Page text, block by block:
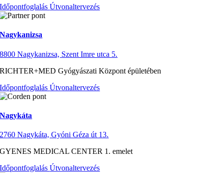
IdőpontfoglalásÚtvonaltervezés
Nagykanizsa
8800 Nagykanizsa, Szent Imre utca 5.
RICHTER+MED Gyógyászati Központ épületében
IdőpontfoglalásÚtvonaltervezés
Nagykáta
2760 Nagykáta, Gyóni Géza út 13.
GYENES MEDICAL CENTER 1. emelet
IdőpontfoglalásÚtvonaltervezés